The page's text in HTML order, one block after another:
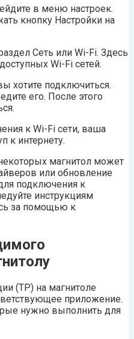
в меню настроек.
кнопку Настройки на
Сеть или Wi-Fi. Здесь
Wi-Fi сетей.
хотите подключиться.
его. После этого
к Wi-Fi сети, ваша
к интернету.
магнитол может
или обновление
подключения к
инструкциям
за помощью к
(TP) на магнитоле
приложение.
нужно выполнить для